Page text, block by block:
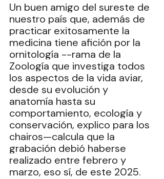
Un buen amigo del sureste de
nuestro país que, además de
practicar exitosamente la
medicina tiene afición por la
ornitología --rama de la
Zoología que investiga todos
los aspectos de la vida aviar,
desde su evolución y
anatomía hasta su
comportamiento, ecología y
conservación, explico para los
chairos—calcula que la
grabación debió haberse
realizado entre febrero y
marzo, eso sí, de este 2025.